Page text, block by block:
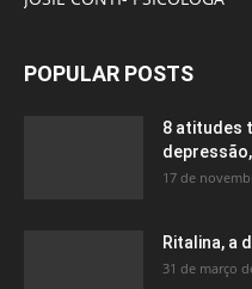
POPULAR POSTS
8 atitudes
17 de
Ritalina, a
31 de março